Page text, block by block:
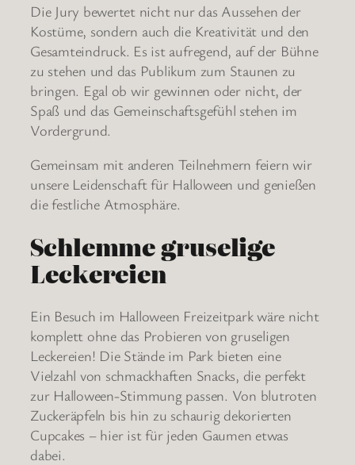
Die Jury bewertet nicht nur das Aussehen der
Kostüme, sondern auch die Kreativität und den
Gesamteindruck. Es ist aufregend, auf der Bühne
zu stehen und das Publikum zum Staunen zu
bringen. Egal ob wir gewinnen oder nicht, der
Spaß und das Gemeinschaftsgefühl stehen im
Vordergrund.
Gemeinsam mit anderen Teilnehmern feiern wir
unsere Leidenschaft für Halloween und genießen
die festliche Atmosphäre.
Schlemme gruselige
Leckereien
Ein Besuch im Halloween Freizeitpark wäre nicht
komplett ohne das Probieren von gruseligen
Leckereien! Die Stände im Park bieten eine
Vielzahl von schmackhaften Snacks, die perfekt
zur Halloween-Stimmung passen. Von blutroten
Zuckeräpfeln bis hin zu schaurig dekorierten
Cupcakes – hier ist für jeden Gaumen etwas
dabei.